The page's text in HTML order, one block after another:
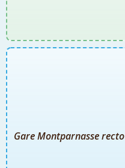
Gare Montparnasse recto